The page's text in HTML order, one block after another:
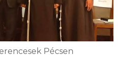
Pécsen